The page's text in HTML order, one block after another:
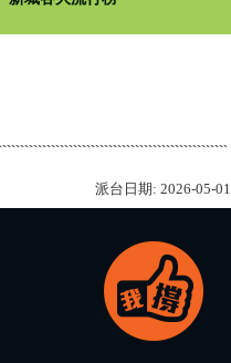
派台日期: 2026-05-01